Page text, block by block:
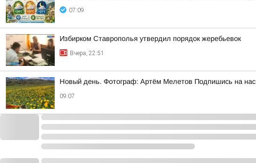
07:09
Избирком Ставрополья утвердил порядок жеребьевок
Вчера, 22:51
Новый день. Фотограф: Артём Мелетов Подпишись на
09:07